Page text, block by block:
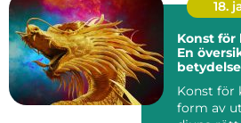
18.
Konst för
En
Konst för
form av